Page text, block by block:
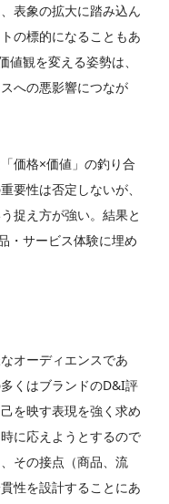
表象の拡大に踏み込ん
の標的になることもあ
値観を変える姿勢は、
への悪影響につなが
価格×価値」の釣り合
要性は否定しないが、
捉え方が強い。結果と
・サービス体験に埋め
オーディエンスであ
くはブランドのD&I評
を映す表現を強く求め
に応えようとするので
その接点（商品、流
性を設計することにあ